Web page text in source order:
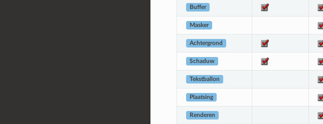
Buffer
Masker
Achtergrond
Schaduw
Tekstballon
Plaatsing
Renderen